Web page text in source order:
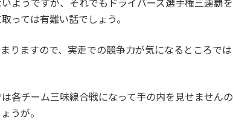
ようですが、それでもドライバーズ選手権三連覇を
っては有難い話でしょう。
りますので、実走での競争力が気になるところでは
各チーム三味線合戦になって手の内を見せませんの
うが。